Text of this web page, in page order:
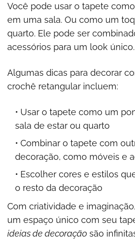
Você pode usar o tapete
em uma sala. Ou como um
quarto. Ele pode ser
acessórios para um look único.
Algumas dicas para decorar
crochê retangular incluem:
Usar o tapete como um
sala de estar ou quarto
Combinar o tapete com
decoração, como móveis e
Escolher cores e estilos
o resto da decoração
Com criatividade e
um espaço único com seu
ideias de decoração são